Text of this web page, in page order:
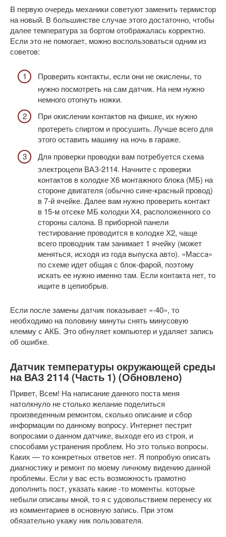
В первую очередь механики советуют заменить термистор
на новый. В большинстве случае этого достаточно, чтобы
далее температура за бортом отображалась корректно.
Если это не помогает, можно воспользоваться одним из
советов:
Проверить контакты, если они не окислены, то
нужно посмотреть на сам датчик. На нем нужно
немного отогнуть ножки.
При окислении контактов на фишке, их нужно
протереть спиртом и просушить. Лучше всего для
этого оставить машину на ночь в гараже.
Для проверки проводки вам потребуется схема
электроцепи ВАЗ-2114. Начните с проверки
контактов в колодке Х6 монтажного блока (МБ) на
стороне двигателя (обычно сине-красный провод)
в 7-й ячейке. Далее вам нужно проверить контакт
в 15-м отсеке МБ колодки Х4, расположенного со
стороны салона. В приборной панели
тестирование проводится в колодке Х2, чаще
всего проводник там занимает 1 ячейку (может
меняться, исходя из года выпуска авто). «Масса»
по схеме идет общая с блок-фарой, поэтому
искать ее нужно именно там. Если контакта нет, то
ищите в цепиобрыв.
Если после замены датчик показывает «-40», то
необходимо на половину минуты снять минусовую
клемму с АКБ. Это обнуляет компьютер и удаляет запись
об ошибке.
Датчик температуры окружающей среды
на ВАЗ 2114 (Часть 1) (Обновлено)
Привет, Всем! На написание данного поста меня
натолкнуло не столько желание поделиться
произведенным ремонтом, сколько описание и сбор
информации по данному вопросу. Интернет пестрит
вопросами о данном датчике, выходе его из строя, и
способами устранения проблем. Но это только вопросы.
Каких — то конкретных ответов нет. Я попробую описать
диагностику и ремонт по моему личному видению данной
проблемы. Если у вас есть возможность грамотно
дополнить пост, указать какие -то моменты. которые
небыли описаны мной, то я с удовольствием перенесу их
из комментариев в основную запись. При этом
обязательно укажу ник пользователя.